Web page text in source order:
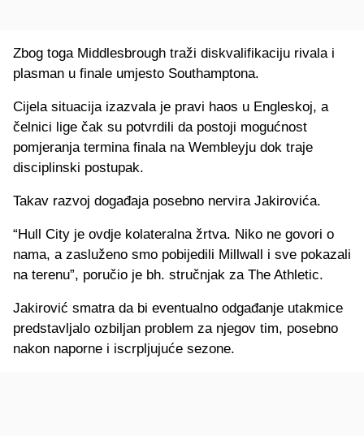
Zbog toga Middlesbrough traži diskvalifikaciju rivala i
plasman u finale umjesto Southamptona.
Cijela situacija izazvala je pravi haos u Engleskoj, a
čelnici lige čak su potvrdili da postoji mogućnost
pomjeranja termina finala na Wembleyju dok traje
disciplinski postupak.
Takav razvoj događaja posebno nervira Jakirovića.
“Hull City je ovdje kolateralna žrtva. Niko ne govori o
nama, a zasluženo smo pobijedili Millwall i sve pokazali
na terenu”, poručio je bh. stručnjak za The Athletic.
Jakirović smatra da bi eventualno odgađanje utakmice
predstavljalo ozbiljan problem za njegov tim, posebno
nakon naporne i iscrpljujuće sezone.